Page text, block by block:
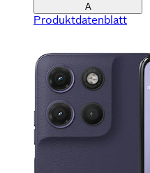
A
Produktdatenblatt